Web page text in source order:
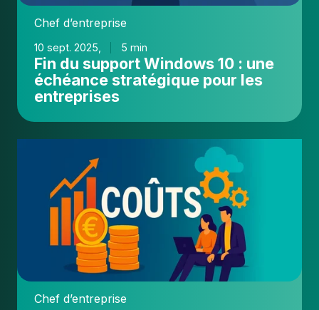
stratégique
pour
entreprises
Chef d’entreprise
10 sept. 2025, 5 min
Fin du support Windows 10 : une
échéance stratégique pour les
entreprises
informatiques
comment
maîtriser
et
Chef d’entreprise